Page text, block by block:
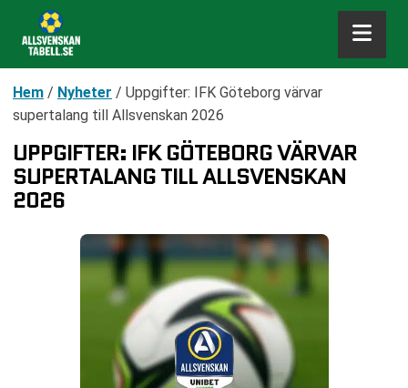
Hem / Nyheter / Uppgifter: IFK Göteborg värvar
supertalang till Allsvenskan 2026
UPPGIFTER: IFK GÖTEBORG VÄRVAR
SUPERTALANG TILL ALLSVENSKAN
2026